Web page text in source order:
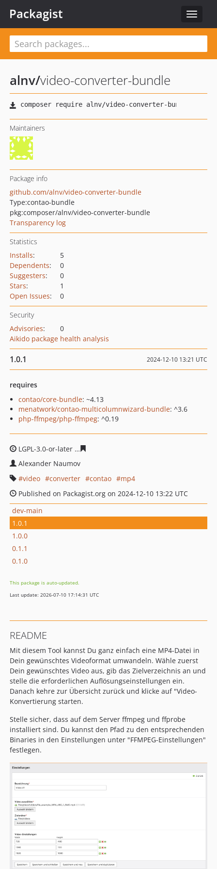
Toggle
Packagist
alnv/video-converter-bundle
Maintainers
Package info
github.com/alnv/video-converter-bundle
Type:contao-bundle
pkg:composer/alnv/video-converter-bundle
Transparency log
Statistics
Installs:
5
Dependents:
0
Suggesters:
0
Stars:
1
Open Issues: 0
Security
Advisories:
0
Aikido package health analysis
1.0.1 2024-12-10 13:21 UTC
requires
contao/core-bundle: ~4.13
menatwork/contao-multicolumnwizard-bundle: ^3.6
php-ffmpeg/php-ffmpeg: ^0.19
LGPL-3.0-or-later
Alexander Naumov
video
converter contao
mp4
Published on Packagist.org on 2024-12-10 13:22 UTC
dev-main
1.0.1
1.0.0
0.1.1
0.1.0
This package is auto-updated.
Last update: 2026-07-10 17:14:31 UTC
README
Mit diesem Tool kannst Du ganz einfach eine MP4-Datei in
Dein gewünschtes Videoformat umwandeln. Wähle zuerst
Dein gewünschtes Video aus, gib das Zielverzeichnis an und
stelle die erforderlichen Auflösungseinstellungen ein.
Danach kehre zur Übersicht zurück und klicke auf "Video-
Konvertierung starten.
Stelle sicher, dass auf dem Server ffmpeg und ffprobe
installiert sind. Du kannst den Pfad zu den entsprechenden
Binaries in den Einstellungen unter "FFMPEG-Einstellungen"
festlegen.